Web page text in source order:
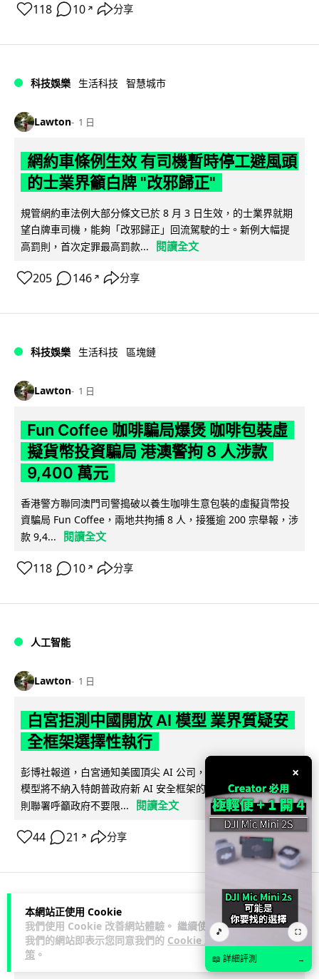
本網站正使用 Cookie
我們使用 Cookie 改善網站體驗。 繼續使用
我們的網站即表示您同意我們的 Cookie 政
策 。
118 10 ↗ 分享
科技娛樂 生活科技 智慧城市
Lawton 1 日
網約車條例生效 有司機暫時停工避風頭
的士業界籲白牌 "改邪歸正"
規管網約車法例大部分條文已於 8 月 3 日生效，的士業界就期
望白牌車司機，能夠「改邪歸正」回流駕駛的士。新例大幅提
高罰則，首次定罪最高罰款...
閱讀全文
205 146 ↗ 分享
科技娛樂 生活科技 區塊鏈
Lawton 1 日
Fun Coffee 咖啡騙局爆煲 咖啡包裝虛
擬貨幣投資騙局 港澳警拘 8 人涉款
9,400 萬元
香港警方聯同澳門司警搗破以養生咖啡生意包裝的虛擬貨幣投
資騙局 Fun Coffee，兩地共拘捕 8 人，接獲逾 200 宗舉報，涉
款 9,4...
閱讀全文
118 10 ↗ 分享
人工智能
Lawton 1 日
白宮拒測中國開放 AI 模型 業界質疑安
全框架選擇性執行
彭博社報道，白宮通知美國頂尖 AI 公司，中國開發的開放權重
模型將不納入特朗普政府新 AI 安全框架的測試範圍。美國業界
則聯署呼籲政府不要限...
閱讀全文
44 21 ↗ 分享
人工智能
Vin
×
🎵 ⛶
📖 詳細評測 →